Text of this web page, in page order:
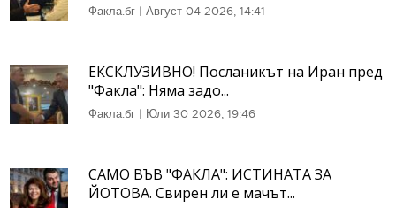
Факла.бг | Август 04 2026, 14:41
ЕКСКЛУЗИВНО! Посланикът на Иран пред
"Факла": Няма задо...
Факла.бг | Юли 30 2026, 19:46
САМО ВЪВ "ФАКЛА": ИСТИНАТА ЗА
ЙОТОВА. Свирен ли е мачът...